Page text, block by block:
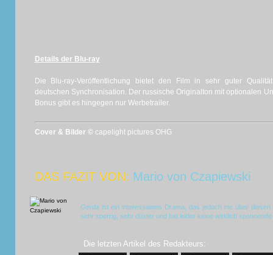
Details der Blu-ray
Die Blu-ray-Veröffentlichung bietet den Film in sehr guter
deutschen Synchronisation. Der russische Originalton mit optionalen
Bonus gibt es hingegen nur Werbetrailer.
Cover & Bilder © capelight pictures OHG
DAS FAZIT VON: Mario von Czapiewski
Gerdaist ein interessantes Drama, das jedoch nie über
sehr sperrig, sehr düster und hat leider keine wirklich
Die letzten Artikel des Redakteurs: